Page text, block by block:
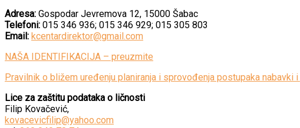
Adresa: Gospodar Jevremova 12, 15000 Šabac
Telefoni: 015 346 936; 015 346 929; 015 305 803
Email: kcentardirektor@gmail.com
NAŠA IDENTIFIKACIJA – preuzmite
Pravilnik o bližem uređenju planiranja i sprovođenja postupaka nabavki
Lice za zaštitu podataka o ličnosti
Filip Kovačević,
kovacevicfilip@yahoo.com